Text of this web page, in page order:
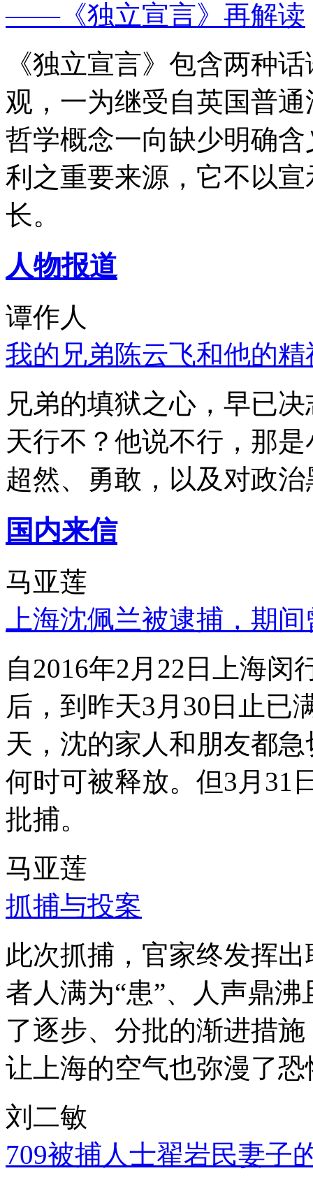
——《独立宣言》再解读
《独立宣言》包含两种
观，一为继受自英国普
哲学概念一向缺少明确
利之重要来源，它不以
长。
人物报道
谭作人
我的兄弟陈云飞和他的
兄弟的填狱之心，早已
天行不？他说不行，那
超然、勇敢，以及对政
国内来信
马亚莲
上海沈佩兰被逮捕，期
自2016年2月22日上海
后，到昨天3月30日止已
天，沈的家人和朋友都
何时可被释放。但3月31
批捕。
马亚莲
抓捕与投案
此次抓捕，官家终发挥
者人满为“患”、人声鼎
了逐步、分批的渐进措
让上海的空气也弥漫了
刘二敏
709被捕人士翟岩民妻子